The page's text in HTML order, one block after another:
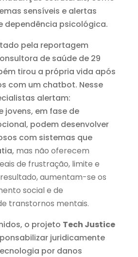
sensíveis e alertas
dependência psicológica.
pela reportagem
de saúde de 29
tirou a própria vida após
com um chatbot. Nesse
alertam:
jovens, em fase de
podem desenvolver
com sistemas que
mas não oferecem
de frustração, limite e
aumentam-se os
social e de
transtornos mentais.
o projeto Tech Justice
juridicamente
por danos